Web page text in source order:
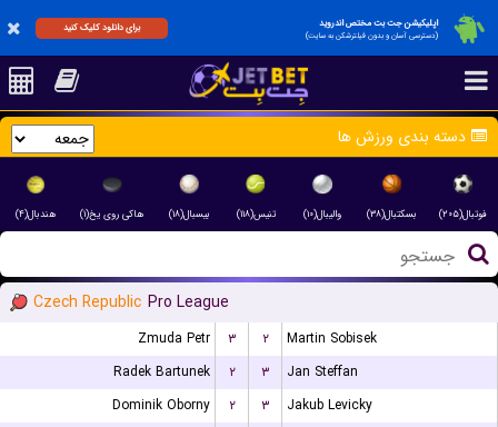
اپلیکیشن جت بت مختص اندروید
(دسترسی آسان و بدون فیلترشکن به سایت)
برای دانلود کلیک کنید
دسته بندی ورزش ها
فوتبال(۲۰۵) بسکتبال(۳۸) والیبال(۱۰) تنیس(۱۱۸) بیسبال(۱۸) هاکی روی یخ(۱) هندبال(۴)
Czech Republic Pro League
Zmuda Petr ۳ ۲
Martin Sobisek
Radek Bartunek
۲ ۳
Jan Steffan
Dominik Oborny
۲ ۳
Jakub Levicky